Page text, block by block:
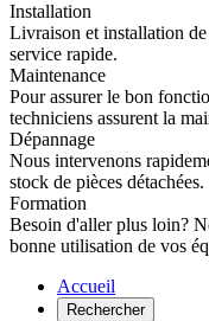
Installation
Livraison et installation
service rapide.
Maintenance
Pour assurer le bon
techniciens assurent la
Dépannage
Nous intervenons
stock de pièces détachées.
Formation
Besoin d'aller plus loin?
bonne utilisation de vos
Accueil
Rechercher